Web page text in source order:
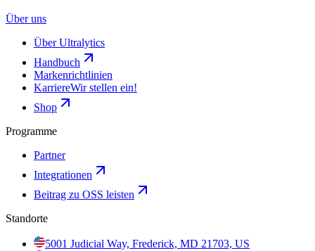
Über uns
Über Ultralytics
Handbuch
Markenrichtlinien
KarriereWir stellen ein!
Shop
Programme
Partner
Integrationen
Beitrag zu OSS leisten
Standorte
5001 Judicial Way, Frederick, MD 21703, US